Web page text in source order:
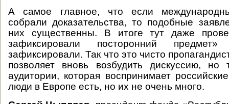
А самое главное, что если
собрали доказательства, то подобные
них существенны. В итоге тут даже
зафиксировали посторонний
зафиксировали. Так что это чисто
позволяет вновь возбудить дискуссию, но
аудитории, которая воспринимает
люди в Европе есть, но их не очень много.